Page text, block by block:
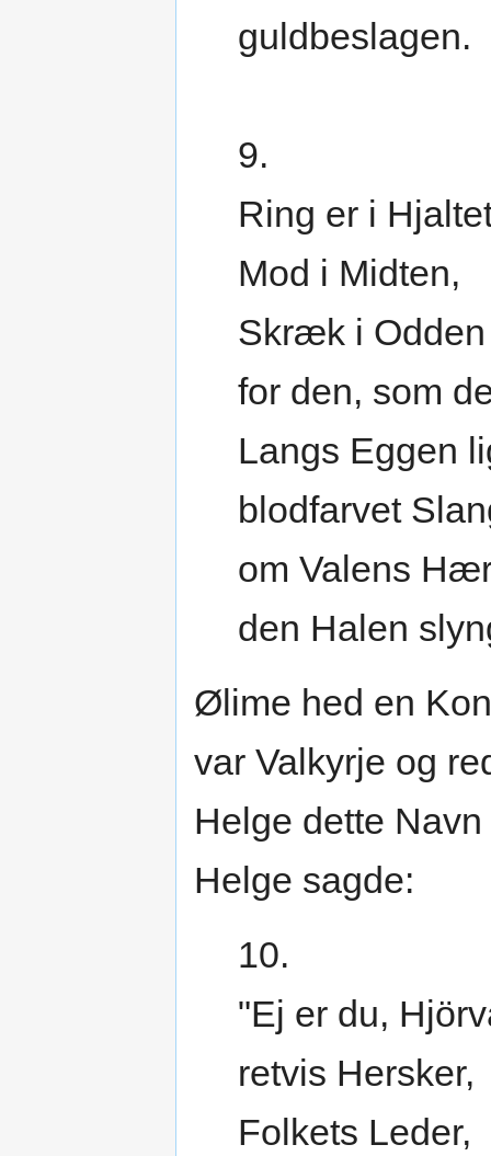
guldbeslagen.
9.
Ring er i
Mod i Midten,
Skræk i Odden
for den, som
Langs Eggen
blodfarvet
om Valens
den Halen
Ølime hed en
var Valkyrje og
Helge dette
Helge sagde:
10.
"Ej er du,
retvis Hersker,
Folkets Leder,